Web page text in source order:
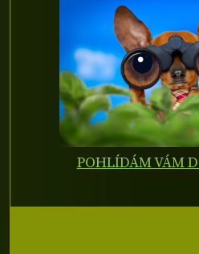
POHLÍDÁM VÁM